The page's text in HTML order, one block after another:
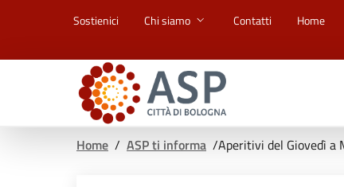
Sostienici Chi siamo Contatti Home
Home / ASP ti informa /Aperitivi del Giovedì a